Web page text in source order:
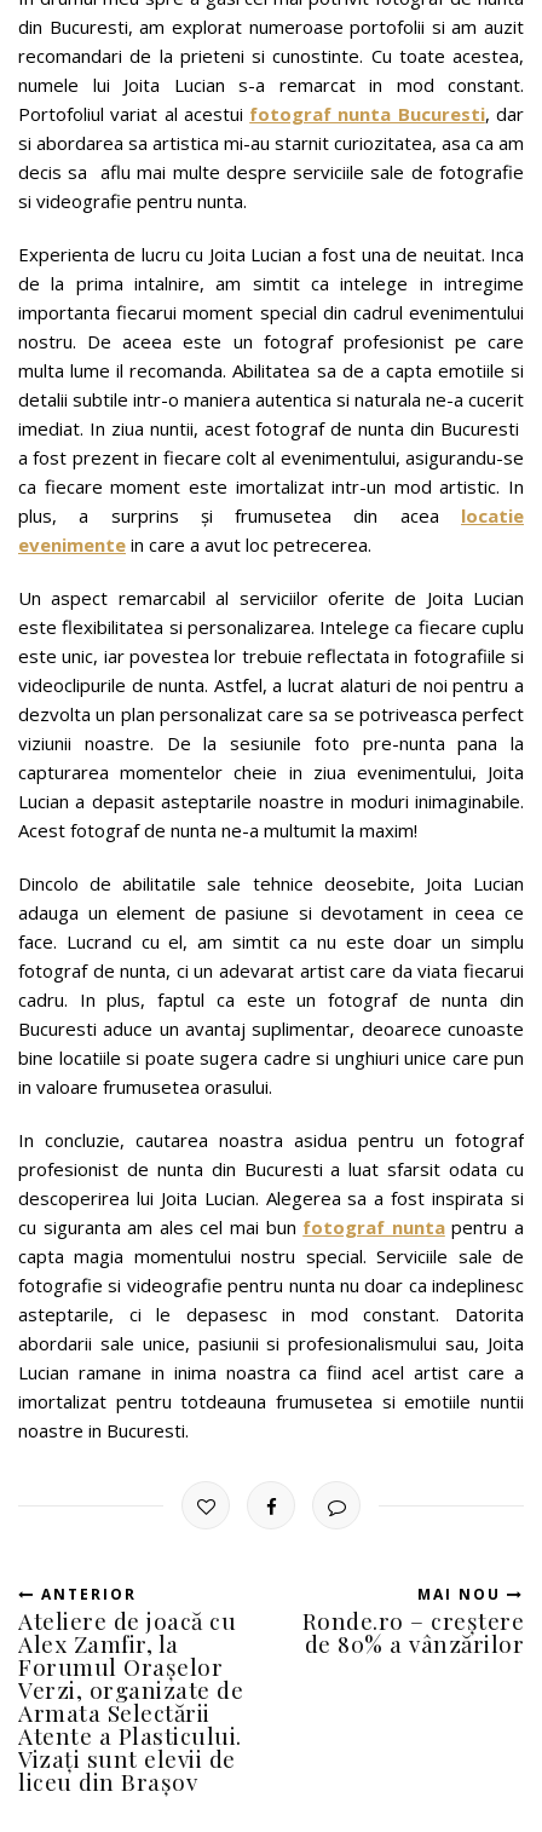
din Bucuresti, am explorat numeroase portofolii si am auzit
recomandari de la prieteni si cunostinte. Cu toate acestea,
numele lui Joita Lucian s-a remarcat in mod constant.
Portofoliul variat al acestui fotograf nunta Bucuresti, dar
si abordarea sa artistica mi-au starnit curiozitatea, asa ca am
decis sa aflu mai multe despre serviciile sale de fotografie
si videografie pentru nunta.
Experienta de lucru cu Joita Lucian a fost una de neuitat. Inca
de la prima intalnire, am simtit ca intelege in intregime
importanta fiecarui moment special din cadrul evenimentului
nostru. De aceea este un fotograf profesionist pe care
multa lume il recomanda. Abilitatea sa de a capta emotiile si
detalii subtile intr-o maniera autentica si naturala ne-a cucerit
imediat. In ziua nuntii, acest fotograf de nunta din Bucuresti
a fost prezent in fiecare colt al evenimentului, asigurandu-se
ca fiecare moment este imortalizat intr-un mod artistic. In
plus, a surprins și frumusetea din acea
locatie
evenimente in care a avut loc petrecerea.
Un aspect remarcabil al serviciilor oferite de Joita Lucian
este flexibilitatea si personalizarea. Intelege ca fiecare cuplu
este unic, iar povestea lor trebuie reflectata in fotografiile si
videoclipurile de nunta. Astfel, a lucrat alaturi de noi pentru a
dezvolta un plan personalizat care sa se potriveasca perfect
viziunii noastre. De la sesiunile foto pre-nunta pana la
capturarea momentelor cheie in ziua evenimentului, Joita
Lucian a depasit asteptarile noastre in moduri inimaginabile.
Acest fotograf de nunta ne-a multumit la maxim!
Dincolo de abilitatile sale tehnice deosebite, Joita Lucian
adauga un element de pasiune si devotament in ceea ce
face. Lucrand cu el, am simtit ca nu este doar un simplu
fotograf de nunta, ci un adevarat artist care da viata fiecarui
cadru. In plus, faptul ca este un fotograf de nunta din
Bucuresti aduce un avantaj suplimentar, deoarece cunoaste
bine locatiile si poate sugera cadre si unghiuri unice care pun
in valoare frumusetea orasului.
In concluzie, cautarea noastra asidua pentru un fotograf
profesionist de nunta din Bucuresti a luat sfarsit odata cu
descoperirea lui Joita Lucian. Alegerea sa a fost inspirata si
cu siguranta am ales cel mai bun fotograf nuntapentru a
capta magia momentului nostru special. Serviciile sale de
fotografie si videografie pentru nunta nu doar ca indeplinesc
asteptarile, ci le depasesc in mod constant. Datorita
abordarii sale unice, pasiunii si profesionalismului sau, Joita
Lucian ramane in inima noastra ca fiind acel artist care a
imortalizat pentru totdeauna frumusetea si emotiile nuntii
noastre in Bucuresti.
ANTERIOR
Ateliere de joacă cu
Alex Zamfir, la
Forumul Orașelor
Verzi, organizate de
Armata Selectării
Atente a Plasticului.
Vizați sunt elevii de
liceu din Brașov
MAI NOU
Ronde.ro – creștere
de 80% a vânzărilor